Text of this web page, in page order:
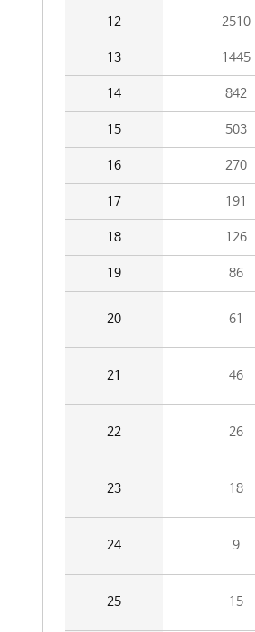
12 2510
13 1445
14 842
15 503
16 270
17 191
18 126
19 86
20 61
21 46
22 26
23 18
24 9
25 15